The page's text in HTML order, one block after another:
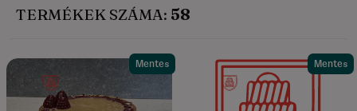
TERMÉKEK SZÁMA: 58
Mentes Mentes